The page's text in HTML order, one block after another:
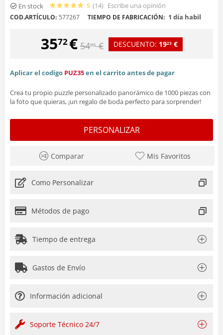
En stock 5 (14) Escribe una opinión
COD.ARTÍCULO: 577267 TIEMPO DE FABRICACIÓN: 1 día habil
3572€ 5495 € DESCUENTO: 1923 €
Aplicar el codigo PUZ35en el carrito antes de pagar
Crea tu propio puzzle personalizado panorámico de 1000 piezas con
la foto que quieras, ¡un regalo de boda perfecto para sorprender!
PERSONALIZAR
Comparar Mis Favoritos
Como Personalizar
Métodos de pago
Tiempo de entrega
Gastos de Envío
Información adicional
Soporte Técnico 24/7